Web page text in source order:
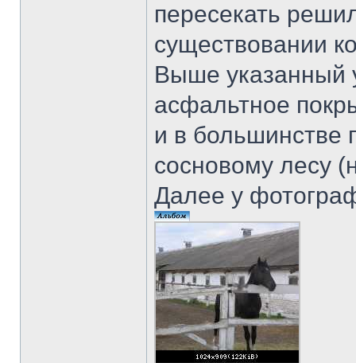
пересекать
существовании
Выше указанный
асфальтное
и в большинстве
сосновому лесу
Далее у